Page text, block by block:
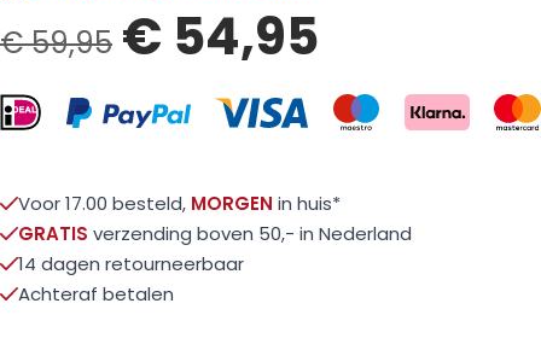
€ 59,95 € 54,95
Voor 17.00 besteld, MORGEN in huis*
GRATIS verzending boven 50,- in Nederland
14 dagen retourneerbaar
Achteraf betalen